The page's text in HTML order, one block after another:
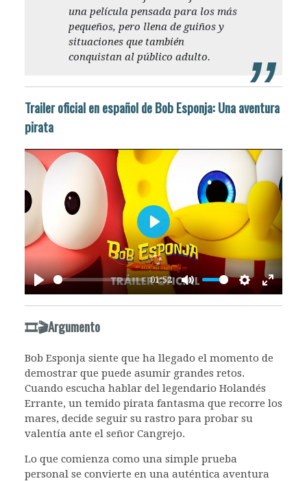
una película pensada para los más
pequeños, pero llena de guiños y
situaciones que también
conquistan al público adulto.
Trailer oficial en español de Bob Esponja: Una aventura
pirata
Play
01:52
Mute Settings
Enter
Play
🎞️🎬Argumento
Bob Esponja siente que ha llegado el momento de
demostrar que puede asumir grandes retos.
Cuando escucha hablar del legendario Holandés
Errante, un temido pirata fantasma que recorre los
mares, decide seguir su rastro para probar su
valentía ante el señor Cangrejo.
Lo que comienza como una simple prueba
personal se convierte en una auténtica aventura